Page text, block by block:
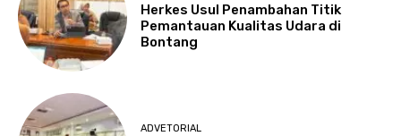
Herkes Usul Penambahan Titik
Pemantauan Kualitas Udara di
Bontang
ADVETORIAL